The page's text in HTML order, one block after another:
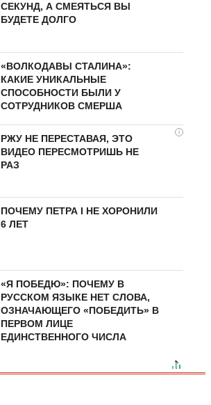
СЕКУНД, А СМЕЯТЬСЯ ВЫ
БУДЕТЕ ДОЛГО
«ВОЛКОДАВЫ СТАЛИНА»:
КАКИЕ УНИКАЛЬНЫЕ
СПОСОБНОСТИ БЫЛИ У
СОТРУДНИКОВ СМЕРША
i
РЖУ НЕ ПЕРЕСТАВАЯ, ЭТО
ВИДЕО ПЕРЕСМОТРИШЬ НЕ
РАЗ
ПОЧЕМУ ПЕТРА I НЕ ХОРОНИЛИ
6 ЛЕТ
«Я ПОБЕДЮ»: ПОЧЕМУ В
РУССКОМ ЯЗЫКЕ НЕТ СЛОВА,
ОЗНАЧАЮЩЕГО «ПОБЕДИТЬ» В
ПЕРВОМ ЛИЦЕ
ЕДИНСТВЕННОГО ЧИСЛА